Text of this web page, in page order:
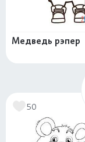
Медведь рэпер
50